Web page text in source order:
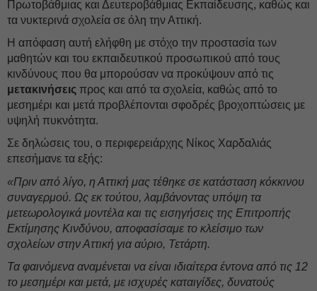
Πρωτοβάθμιας και Δευτεροβάθμιας Εκπαίδευσης, καθώς και
τα νυκτερινά σχολεία σε όλη την Αττική.
Η απόφαση αυτή ελήφθη με στόχο την προστασία των
μαθητών και του εκπαιδευτικού προσωπικού από τους
κινδύνους που θα μπορούσαν να προκύψουν από τις
μετακινήσεις προς και από τα σχολεία, καθώς από το
μεσημέρι και μετά προβλέπονται σφοδρές βροχοπτώσεις με
υψηλή πυκνότητα.
Σε δηλώσεις του, ο περιφερειάρχης Νίκος Χαρδαλιάς
επεσήμανε τα εξής:
«Πριν από λίγο, η Αττική μας τέθηκε σε κατάσταση κόκκινου
συναγερμού. Ως εκ τούτου, λαμβάνοντας υπόψη τα
μετεωρολογικά μοντέλα και τις εισηγήσεις της Επιτροπής
Εκτίμησης Κινδύνου, αποφασίσαμε το κλείσιμο των
σχολείων στην Αττική για αύριο, Τετάρτη.
Τα φαινόμενα αναμένεται να είναι ιδιαίτερα έντονα από τις 12
το μεσημέρι και μετά, με ισχυρές καταιγίδες, δυνατούς